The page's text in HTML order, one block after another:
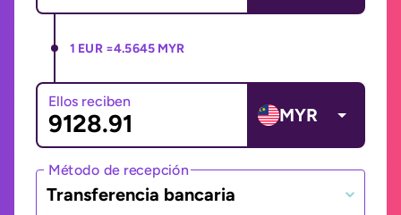
1 EUR =4.5645 MYR
Ellos reciben
MYR
Método de recepción
Transferencia bancaria